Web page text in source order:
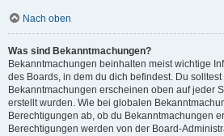
Nach oben
Was sind Bekanntmachungen?
Bekanntmachungen beinhalten meist wichtige
des Boards, in dem du dich befindest. Du
Bekanntmachungen erscheinen oben auf jeder
erstellt wurden. Wie bei globalen
Berechtigungen ab, ob du Bekanntmachungen
Berechtigungen werden von der Board-